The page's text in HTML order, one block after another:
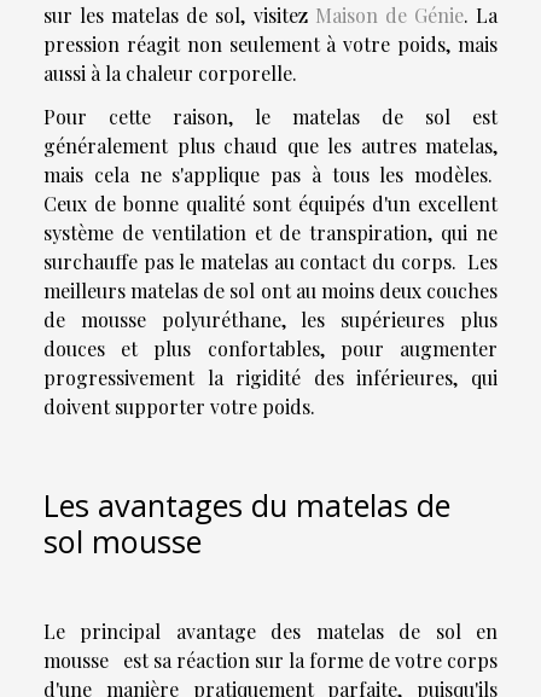
sur les matelas de sol, visitez Maison de Génie. La
pression réagit non seulement à votre poids, mais
aussi à la chaleur corporelle.
Pour cette raison, le matelas de sol est
généralement plus chaud que les autres matelas,
mais cela ne s'applique pas à tous les modèles.
Ceux de bonne qualité sont équipés d'un excellent
système de ventilation et de transpiration, qui ne
surchauffe pas le matelas au contact du corps. Les
meilleurs matelas de sol ont au moins deux couches
de mousse polyuréthane, les supérieures plus
douces et plus confortables, pour augmenter
progressivement la rigidité des inférieures, qui
doivent supporter votre poids.
Les avantages du matelas de
sol mousse
Le principal avantage des matelas de sol en
mousse est sa réaction sur la forme de votre corps
d'une manière pratiquement parfaite, puisqu'ils